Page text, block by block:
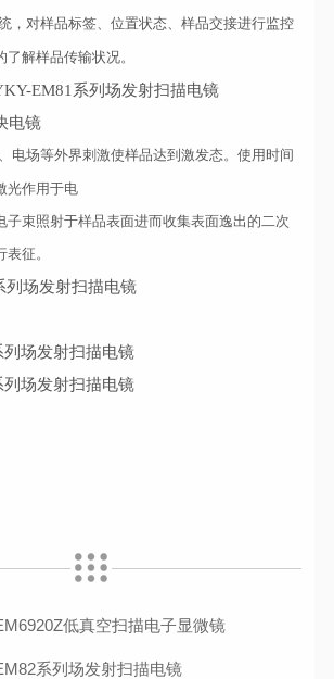
，对样品标签、位置状态、样品交接进行监控
了解样品传输状况。
电镜
电场等外界刺激使样品达到激发态。使用时间
光作用于电
子束照射于样品表面进而收集表面逸出的二次
征。
低真空扫描电子显微镜
系列场发射扫描电镜